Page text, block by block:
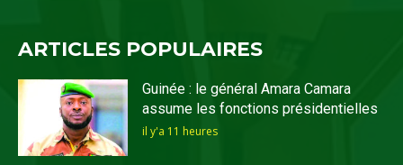
ARTICLES POPULAIRES
Guinée : le général Amara Camara
assume les fonctions présidentielles
il y'a 11 heures